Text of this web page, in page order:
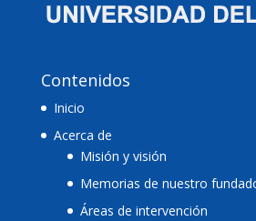
Contenidos
Inicio
Acerca de
Misión y visión
Memorias de nuestro
Áreas de intervención